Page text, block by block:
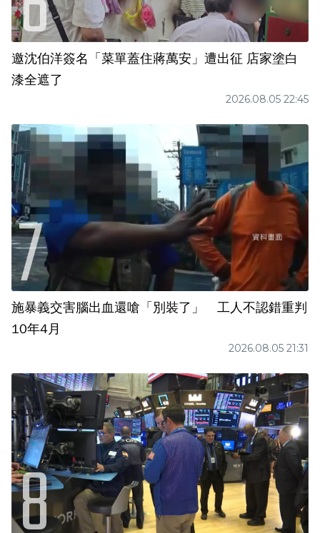
邀沈伯洋簽名「菜單蓋住蔣萬安」遭出征 店家塗白
漆全遮了
2026.08.05 22:45
施暴義交害腦出血還嗆「別裝了」 工人不認錯重判
10年4月
2026.08.05 21:31